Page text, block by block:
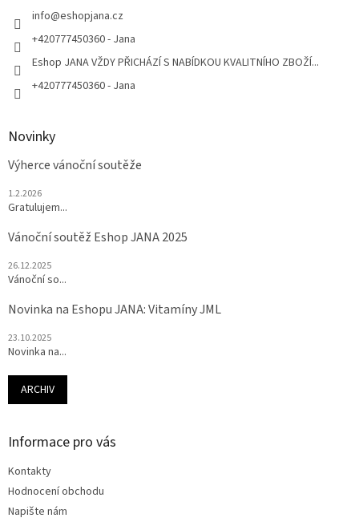
info@eshopjana.cz
+420777450360 - Jana
Eshop JANA VŽDY PŘICHÁZÍ S NABÍDKOU KVALITNÍHO ZBOŽÍ...
+420777450360 - Jana
Novinky
Výherce vánoční soutěže
1.2.2026
Gratulujem...
Vánoční soutěž Eshop JANA 2025
26.12.2025
Vánoční so...
Novinka na Eshopu JANA: Vitamíny JML
23.10.2025
Novinka na...
ARCHIV
Informace pro vás
Kontakty
Hodnocení obchodu
Napište nám